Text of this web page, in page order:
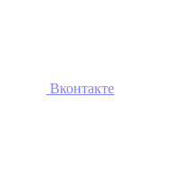
Вконтакте